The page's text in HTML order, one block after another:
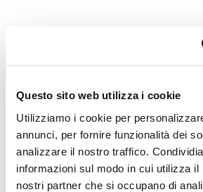
Questo sito web utilizza i cookie
Utilizziamo i cookie per
annunci, per fornire funzionalità dei
analizzare il nostro traffico.
informazioni sul modo in cui utilizza il
nostri partner che si occupano di
Se conosci poco l'Oriente, lasciati